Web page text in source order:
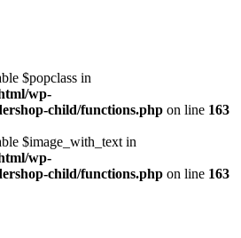
$popclass in
wp-
child/functions.php on line 163
$image_with_text in
wp-
child/functions.php on line 163